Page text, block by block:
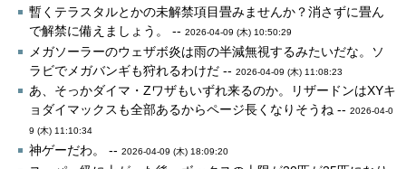
暫くテラスタルとかの未解禁項目畳みませんか？消さずに畳ん
で解禁に備えましょう。 --2026-04-09 (木) 10:50:29
メガソーラーのウェザボ炎は雨の半減無視するみたいだな。ソ
ラビでメガバンギも狩れるわけだ --2026-04-09 (木) 11:08:23
あ、そっかダイマ・Zワザもいずれ来るのか。リザードンはXYキ
ョダイマックスも全部あるからページ長くなりそうね --2026-04-0
9 (木) 11:10:34
神ゲーだわ。 --2026-04-09 (木) 18:09:20